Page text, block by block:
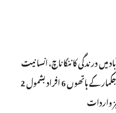
درندگی کا ننگا ناچ، انسانیت
شرمسار ، پو کسو کیس کے ملزم راجکمار کے ہاتھوں 6 افراد بشمول 2
واردات